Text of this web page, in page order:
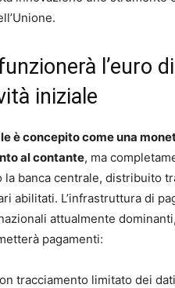
l’euro
iniziale
è concepito come una
al contante, ma
banca centrale, distribuito
abilitati. L’infrastruttura di
attualmente
pagamenti:
tracciamento limitato dei